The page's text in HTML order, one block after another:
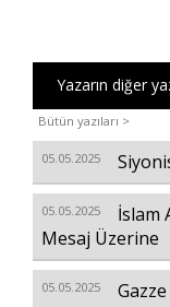
Yazarın diğer
Bütün yazıları >
05.05.2025
05.05.2025
İslam
Mesaj Üzerine
05.05.2025